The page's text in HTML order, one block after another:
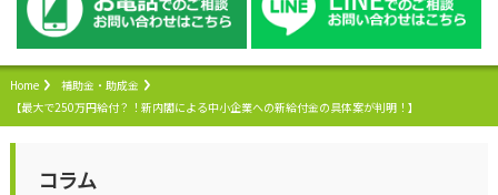
Home
補助金・助成金
【最大で250万円給付？！新内閣による中小企業への新給付金の具体案が判明！】
コラム